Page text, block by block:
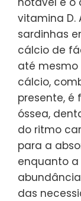
vitamina D.
sardinhas
cálcio de
até mesmo
cálcio,
presente,
óssea,
do ritmo
para a
enquanto a
das